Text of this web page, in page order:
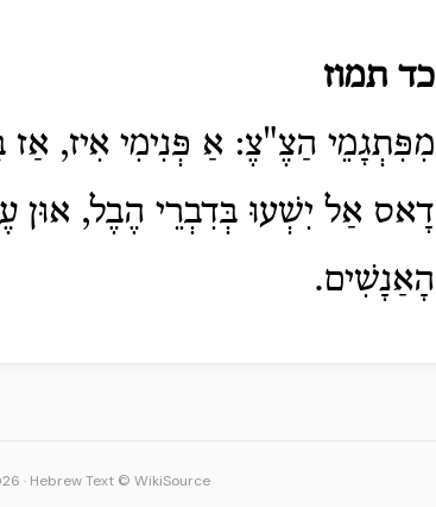
כד תמוז
מִפִּתְגָמֵי הַצֶ"צֶ: אַ פְּנִימִי אִיז,
דָאס אַל יִשְׁעוּ בְּדִבְרֵי הֶבֶל, אוּן
הָאַנָשִׁים.
· Hebrew Text © WikiSource